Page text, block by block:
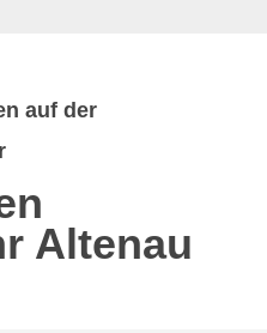
auf der
Altenau